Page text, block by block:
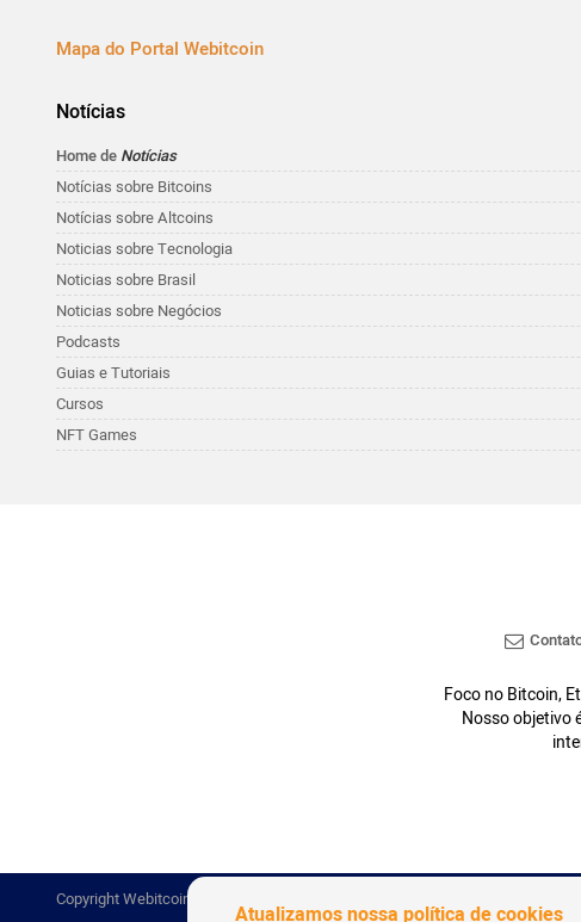
Mapa do Portal Webitcoin
Notícias
Home de Notícias
Notícias sobre Bitcoins
Notícias sobre Altcoins
Noticias sobre Tecnologia
Noticias sobre Brasil
Noticias sobre Negócios
Podcasts
Guias e Tutoriais
Cursos
NFT Games
Foco no Bitcoin,
Nosso objetivo
Copyright Webitcoin 2018 - Todos os Direitos Reservados
Atualizamos nossa política de cookies